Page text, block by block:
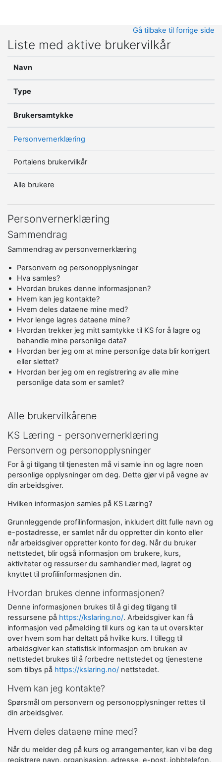
Gå tilbake til forrige side
Liste med aktive brukervilkår
Navn
Type
Brukersamtykke
Personvernerklæring
Portalens brukervilkår
Alle brukere
Personvernerklæring
Sammendrag
Sammendrag av personvernerklæring
Personvern og personopplysninger
Hva samles?
Hvordan brukes denne informasjonen?
Hvem kan jeg kontakte?
Hvem deles dataene mine med?
Hvor lenge lagres dataene mine?
Hvordan trekker jeg mitt samtykke til KS for å lagre og
behandle mine personlige data?
Hvordan ber jeg om at mine personlige data blir korrigert
eller slettet?
Hvordan ber jeg om en registrering av alle mine
personlige data som er samlet?
Alle brukervilkårene
KS Læring - personvernerklæring
Personvern og personopplysninger
For å gi tilgang til tjenesten må vi samle inn og lagre noen
personlige opplysninger om deg. Dette gjør vi på vegne av
din arbeidsgiver.
Hvilken informasjon samles på KS Læring?
Grunnleggende profilinformasjon, inkludert ditt fulle navn og
e-postadresse, er samlet når du oppretter din konto eller
når arbeidsgiver oppretter konto for deg. Når du bruker
nettstedet, blir også informasjon om brukere, kurs,
aktiviteter og ressurser du samhandler med, lagret og
knyttet til profilinformasjonen din.
Hvordan brukes denne informasjonen?
Denne informasjonen brukes til å gi deg tilgang til
ressursene på https://kslaring.no/. Arbeidsgiver kan få
informasjon ved påmelding til kurs og kan ta ut oversikter
over hvem som har deltatt på hvilke kurs. I tillegg til
arbeidsgiver kan statistisk informasjon om bruken av
nettstedet brukes til å forbedre nettstedet og tjenestene
som tilbys på https://kslaring.no/ nettstedet.
Hvem kan jeg kontakte?
Spørsmål om personvern og personopplysninger rettes til
din arbeidsgiver.
Hvem deles dataene mine med?
Når du melder deg på kurs og arrangementer, kan vi be deg
registrere navn, organisasjon, adresse, e-post, jobbtelefon,